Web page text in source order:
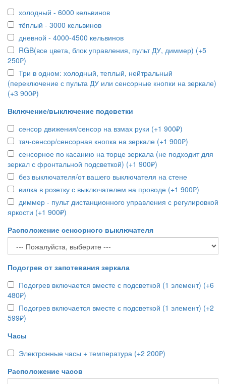
холодный - 6000 кельвинов
тёплый - 3000 кельвинов
дневной - 4000-4500 кельвинов
RGB(все цвета, блок управления, пульт ДУ, диммер) (+5
250₽)
Три в одном: холодный, теплый, нейтральный
(переключение с пульта ДУ или сенсорные кнопки на зеркале)
(+3 900₽)
Включение/выключение подсветки
сенсор движения/сенсор на взмах руки (+1 900₽)
тач-сенсор/сенсорная кнопка на зеркале (+1 900₽)
сенсорное по касанию на торце зеркала (не подходит для
зеркал с фронтальной подсветкой) (+1 900₽)
без выключателя/от вашего выключателя на стене
вилка в розетку с выключателем на проводе (+1 900₽)
диммер - пульт дистанционного управления с регулировкой
яркости (+1 900₽)
Расположение сенсорного выключателя
Подогрев от запотевания зеркала
Подогрев включается вместе с подсветкой (1 элемент) (+6
480₽)
Подогрев включается вместе с подсветкой (1 элемент) (+2
599₽)
Часы
Электронные часы + температура (+2 200₽)
Расположение часов